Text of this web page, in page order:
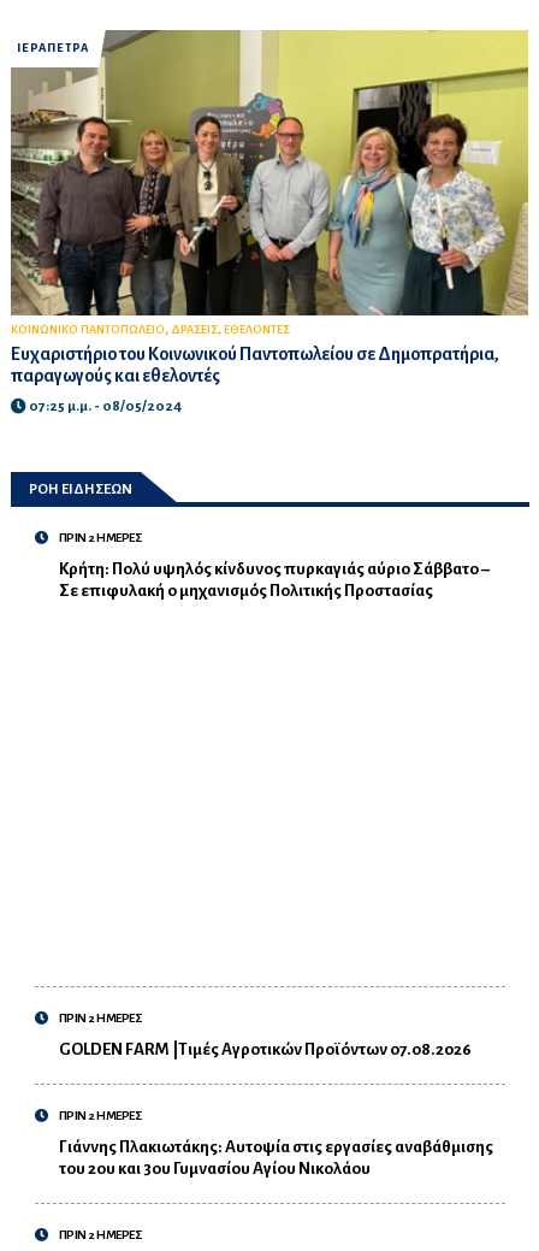
ΙΕΡΑΠΕΤΡΑ
ΚΟΙΝΩΝΙΚΟ ΠΑΝΤΟΠΩΛΕΙΟ, ΔΡΑΣΕΙΣ, ΕΘΕΛΟΝΤΕΣ
Ευχαριστήριο του Κοινωνικού Παντοπωλείου σε Δημοπρατήρια,
παραγωγούς και εθελοντές
07:25 μ.μ. - 08/05/2024
ΡΟΗ ΕΙΔΗΣΕΩΝ
ΠΡΙΝ 2 ΗΜΕΡΕΣ
Κρήτη: Πολύ υψηλός κίνδυνος πυρκαγιάς αύριο Σάββατο –
Σε επιφυλακή ο μηχανισμός Πολιτικής Προστασίας
ΠΡΙΝ 2 ΗΜΕΡΕΣ
GOLDEN FARM |Τιμές Αγροτικών Προϊόντων 07.08.2026
ΠΡΙΝ 2 ΗΜΕΡΕΣ
Γιάννης Πλακιωτάκης: Αυτοψία στις εργασίες αναβάθμισης
του 2ου και 3ου Γυμνασίου Αγίου Νικολάου
ΠΡΙΝ 2 ΗΜΕΡΕΣ